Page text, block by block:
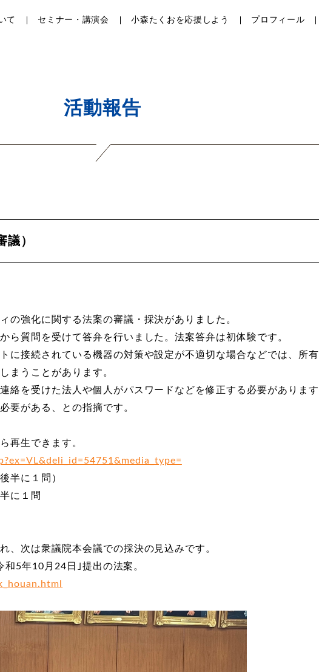
て セミナー・講演会 小森たくおを応援しよう プロフィール
活動報告
）
の強化に関する法案の審議・採決がありました。
ら質問を受けて答弁を行いました。法案答弁は初体験です。
に接続されている機器の対策や設定が不適切な場合などでは、所
まうことがあります。
絡を受けた法人や個人がパスワードなどを修正する必要がありま
要がある、との指摘です。
再生できます。
半に１問）
に１問
、次は衆議院本会議での採決の見込みです。
5年10月24日｣提出の法案。